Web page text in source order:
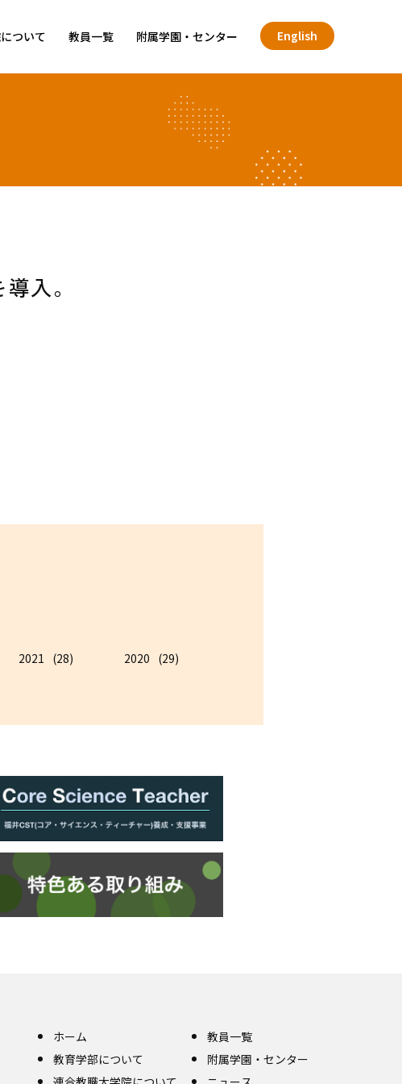
ついて 教員一覧 附属学園・センター English
入。
2021 (28) 2020 (29)
ホーム
教育学部について
教員一覧
附属学園・センター